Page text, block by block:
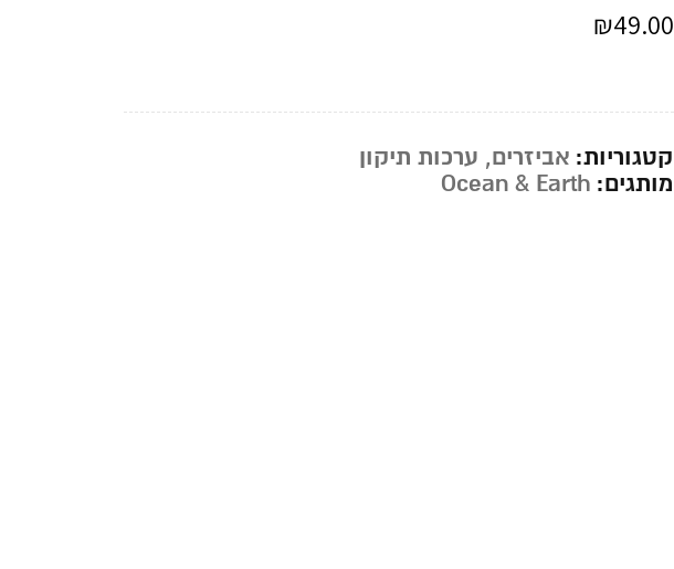
₪49.00
קטגוריות: אביזרים, ערכות תיקון
מותגים: Ocean & Earth